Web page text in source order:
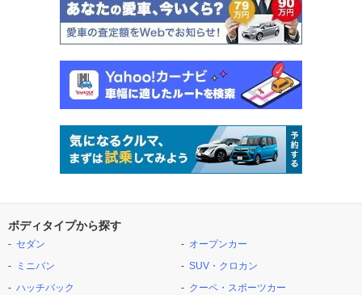
ボディタイプから探す
セダン
ミニバン
ハッチバック
オープンカー
SUV・クロカン
クーペ・スポーツカー